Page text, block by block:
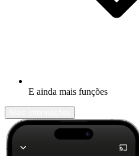
E ainda mais funções